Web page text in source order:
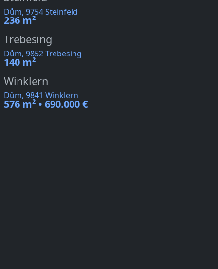
Dům, 9754 Steinfeld
236 m²
Trebesing
Dům, 9852 Trebesing
140 m²
Winklern
Dům, 9841 Winklern
576 m² • 690.000 €